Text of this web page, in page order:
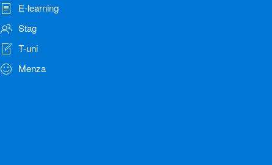
E-learning
Stag
T-uni
Menza